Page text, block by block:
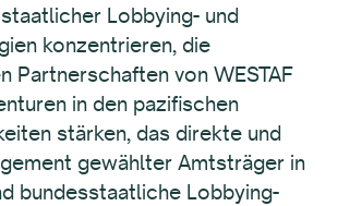
Lobbying- und
konzentrieren, die
Partnerschaften von WESTAF
in den pazifischen
stärken, das direkte und
gewählter Amtsträger in
bundesstaatliche Lobbying-